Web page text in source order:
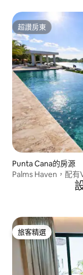
超讚房東
超讚房東
Punta Cana的房源
Palms Haven，配
旅客精選
旅客精選